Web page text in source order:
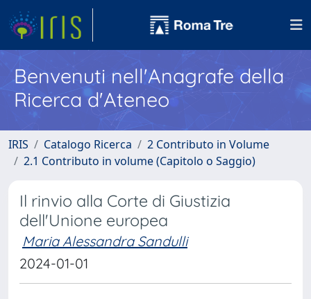
Benvenuti nell'Anagrafe della
Ricerca d'Ateneo
IRIS Catalogo Ricerca
2 Contributo in Volume
2.1 Contributo in volume (Capitolo o Saggio)
Il rinvio alla Corte di Giustizia
dell'Unione europea
Maria Alessandra Sandulli
2024-01-01